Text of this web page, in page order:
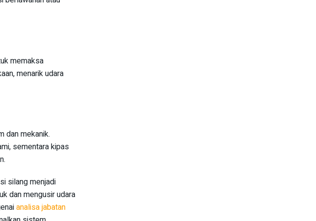
memaksa
menarik udara
dan mekanik.
sementara kipas
silang menjadi
dan mengusir udara
analisa jabatan